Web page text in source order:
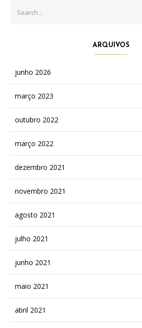
for:
ARQUIVOS
junho 2026
março 2023
outubro 2022
março 2022
dezembro 2021
novembro 2021
agosto 2021
julho 2021
junho 2021
maio 2021
abril 2021